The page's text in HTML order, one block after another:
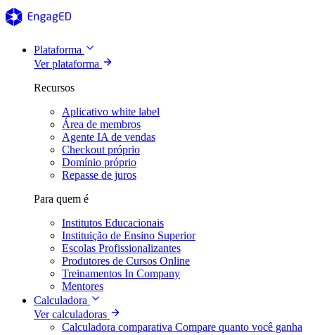
Plataforma
Ver plataforma
Recursos
Aplicativo white label
Área de membros
Agente IA de vendas
Checkout próprio
Domínio próprio
Repasse de juros
Para quem é
Institutos Educacionais
Instituição de Ensino Superior
Escolas Profissionalizantes
Produtores de Cursos Online
Treinamentos In Company
Mentores
Calculadora
Ver calculadoras
Calculadora comparativa Compare quanto você ganha